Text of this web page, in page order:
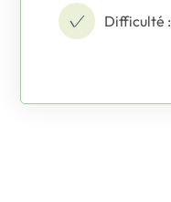
Difficulté :